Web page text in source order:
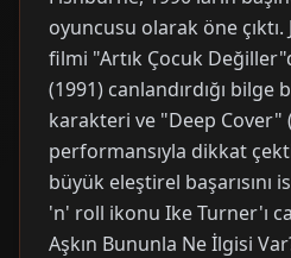
oyuncusu olarak öne
filmi "Artık Çocuk
(1991) canlandırdığı bilge
karakteri ve "Deep Cover"
performansıyla dikkat
büyük eleştirel başarısını
'n' roll ikonu Ike Turner'ı
Aşkın Bununla Ne İlgisi